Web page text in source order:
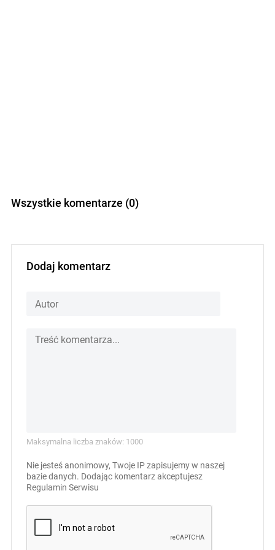
Wszystkie komentarze (0)
Dodaj komentarz
Maksymalna liczba znaków: 1000
Nie jesteś anonimowy, Twoje IP zapisujemy w naszej
bazie danych. Dodając komentarz akceptujesz
Regulamin Serwisu